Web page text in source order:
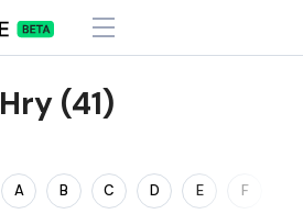
Hry (41)
A B C D E F